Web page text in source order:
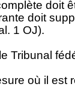
doit
doit
1 OJ).
Tribunal
où il est